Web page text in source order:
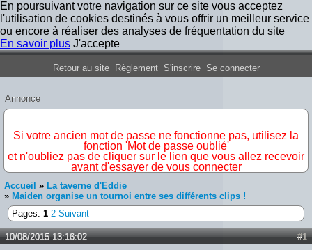
En poursuivant votre navigation sur ce site vous acceptez
l'utilisation de cookies destinés à vous offrir un meilleur service
ou encore à réaliser des analyses de fréquentation du site
En savoir plus J'accepte
Forum Iron Maiden France
Retour au site Règlement S'inscrire Se connecter
Annonce
Si votre ancien mot de passe ne fonctionne pas, utilisez la
fonction 'Mot de passe oublié'
et n'oubliez pas de cliquer sur le lien que vous allez recevoir
avant d'essayer de vous connecter
Accueil » La taverne d'Eddie
» Maiden organise un tournoi entre ses différents clips !
Pages: 1 2 Suivant
#1
10/08/2015 13:16:02